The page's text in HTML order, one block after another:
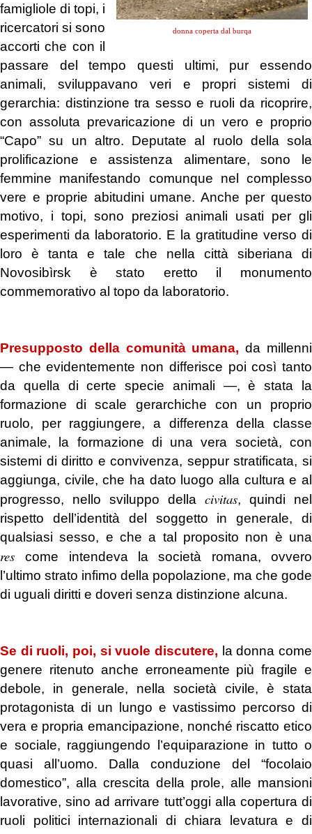
donna coperta dal burqa
famigliole di topi, i
ricercatori si sono
accorti che con il
passare del tempo questi ultimi, pur essendo
animali, sviluppavano veri e propri sistemi di
gerarchia: distinzione tra sesso e ruoli da ricoprire,
con assoluta prevaricazione di un vero e proprio
“Capo” su un altro. Deputate al ruolo della sola
prolificazione e assistenza alimentare, sono le
femmine manifestando comunque nel complesso
vere e proprie abitudini umane. Anche per questo
motivo, i topi, sono preziosi animali usati per gli
esperimenti da laboratorio. E la gratitudine verso di
loro è tanta e tale che nella città siberiana di
Novosibìrsk è stato eretto il monumento
commemorativo al topo da laboratorio.
Presupposto della comunità umana, da millenni
― che evidentemente non differisce poi così tanto
da quella di certe specie animali ―, è stata la
formazione di scale gerarchiche con un proprio
ruolo, per raggiungere, a differenza della classe
animale, la formazione di una vera società, con
sistemi di diritto e convivenza, seppur stratificata, si
aggiunga, civile, che ha dato luogo alla cultura e al
progresso, nello sviluppo della civitas, quindi nel
rispetto dell’identità del soggetto in generale, di
qualsiasi sesso, e che a tal proposito non è una
res
come intendeva la società romana, ovvero
l’ultimo strato infimo della popolazione, ma che gode
di uguali diritti e doveri senza distinzione alcuna.
Se di ruoli, poi, si vuole discutere, la donna come
genere ritenuto anche erroneamente più fragile e
debole, in generale, nella società civile, è stata
protagonista di un lungo e vastissimo percorso di
vera e propria emancipazione, nonché riscatto etico
e sociale, raggiungendo l’equiparazione in tutto o
quasi all’uomo. Dalla conduzione del “focolaio
domestico”, alla crescita della prole, alle mansioni
lavorative, sino ad arrivare tutt’oggi alla copertura di
ruoli politici internazionali di chiara levatura e di